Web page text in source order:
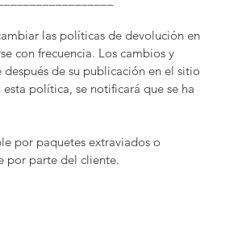
las políticas de devolución en
con frecuencia. Los cambios y
de su publicación en el sitio
política, se notificará que se ha
por paquetes extraviados o
por parte del cliente.